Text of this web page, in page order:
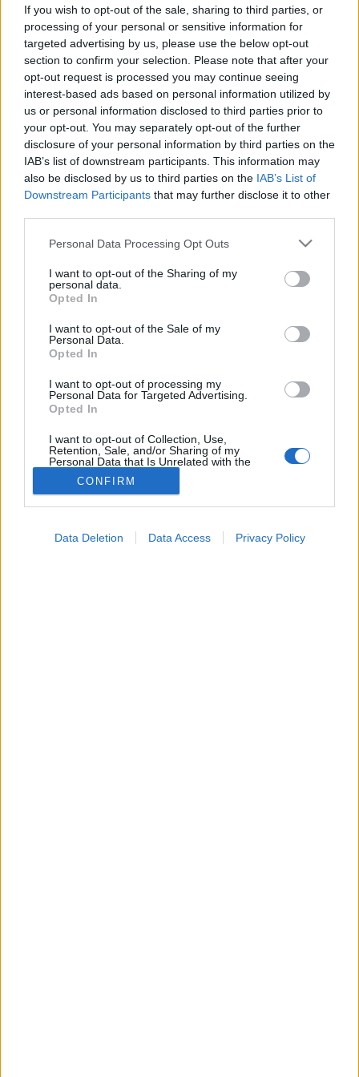
If you wish to opt-out of the sale, sharing to third parties, or
processing of your personal or sensitive information for
targeted advertising by us, please use the below opt-out
section to confirm your selection. Please note that after your
opt-out request is processed you may continue seeing
interest-based ads based on personal information utilized by
us or personal information disclosed to third parties prior to
your opt-out. You may separately opt-out of the further
disclosure of your personal information by third parties on the
IAB’s list of downstream participants. This information may
also be disclosed by us to third parties on the IAB’s List of
Downstream Participants that may further disclose it to other
Please note that this website/app uses one or more Google
not limited to your visit or usage behaviour. You may click to
grant or deny consent to Google and its third-party tags to
use your data for below specified purposes in below Google
consent section.
Personal Data Processing Opt Outs
I want to opt-out of the Sharing of my
personal data.
Opted In
I want to opt-out of the Sale of my
Personal Data.
Opted In
I want to opt-out of processing my
Personal Data for Targeted Advertising.
Opted In
I want to opt-out of Collection, Use,
Retention, Sale, and/or Sharing of my
Personal Data that Is Unrelated with the
Purposes for which it was collected.
Opted Out
CONFIRM
Data Deletion Data Access Privacy Policy
okozhatják
2025. június 02. 15:24
Küldés Küldés Messengeren